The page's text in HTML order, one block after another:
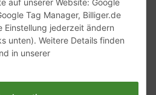
auf unserer Website: Google
Tag Manager, Billiger.de
Einstellung jederzeit ändern
unten). Weitere Details finden
in unserer